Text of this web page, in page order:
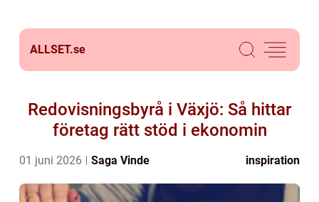
ALLSET.se
Redovisningsbyrå i Växjö: Så hittar
företag rätt stöd i ekonomin
01 juni 2026 Saga Vinde inspiration